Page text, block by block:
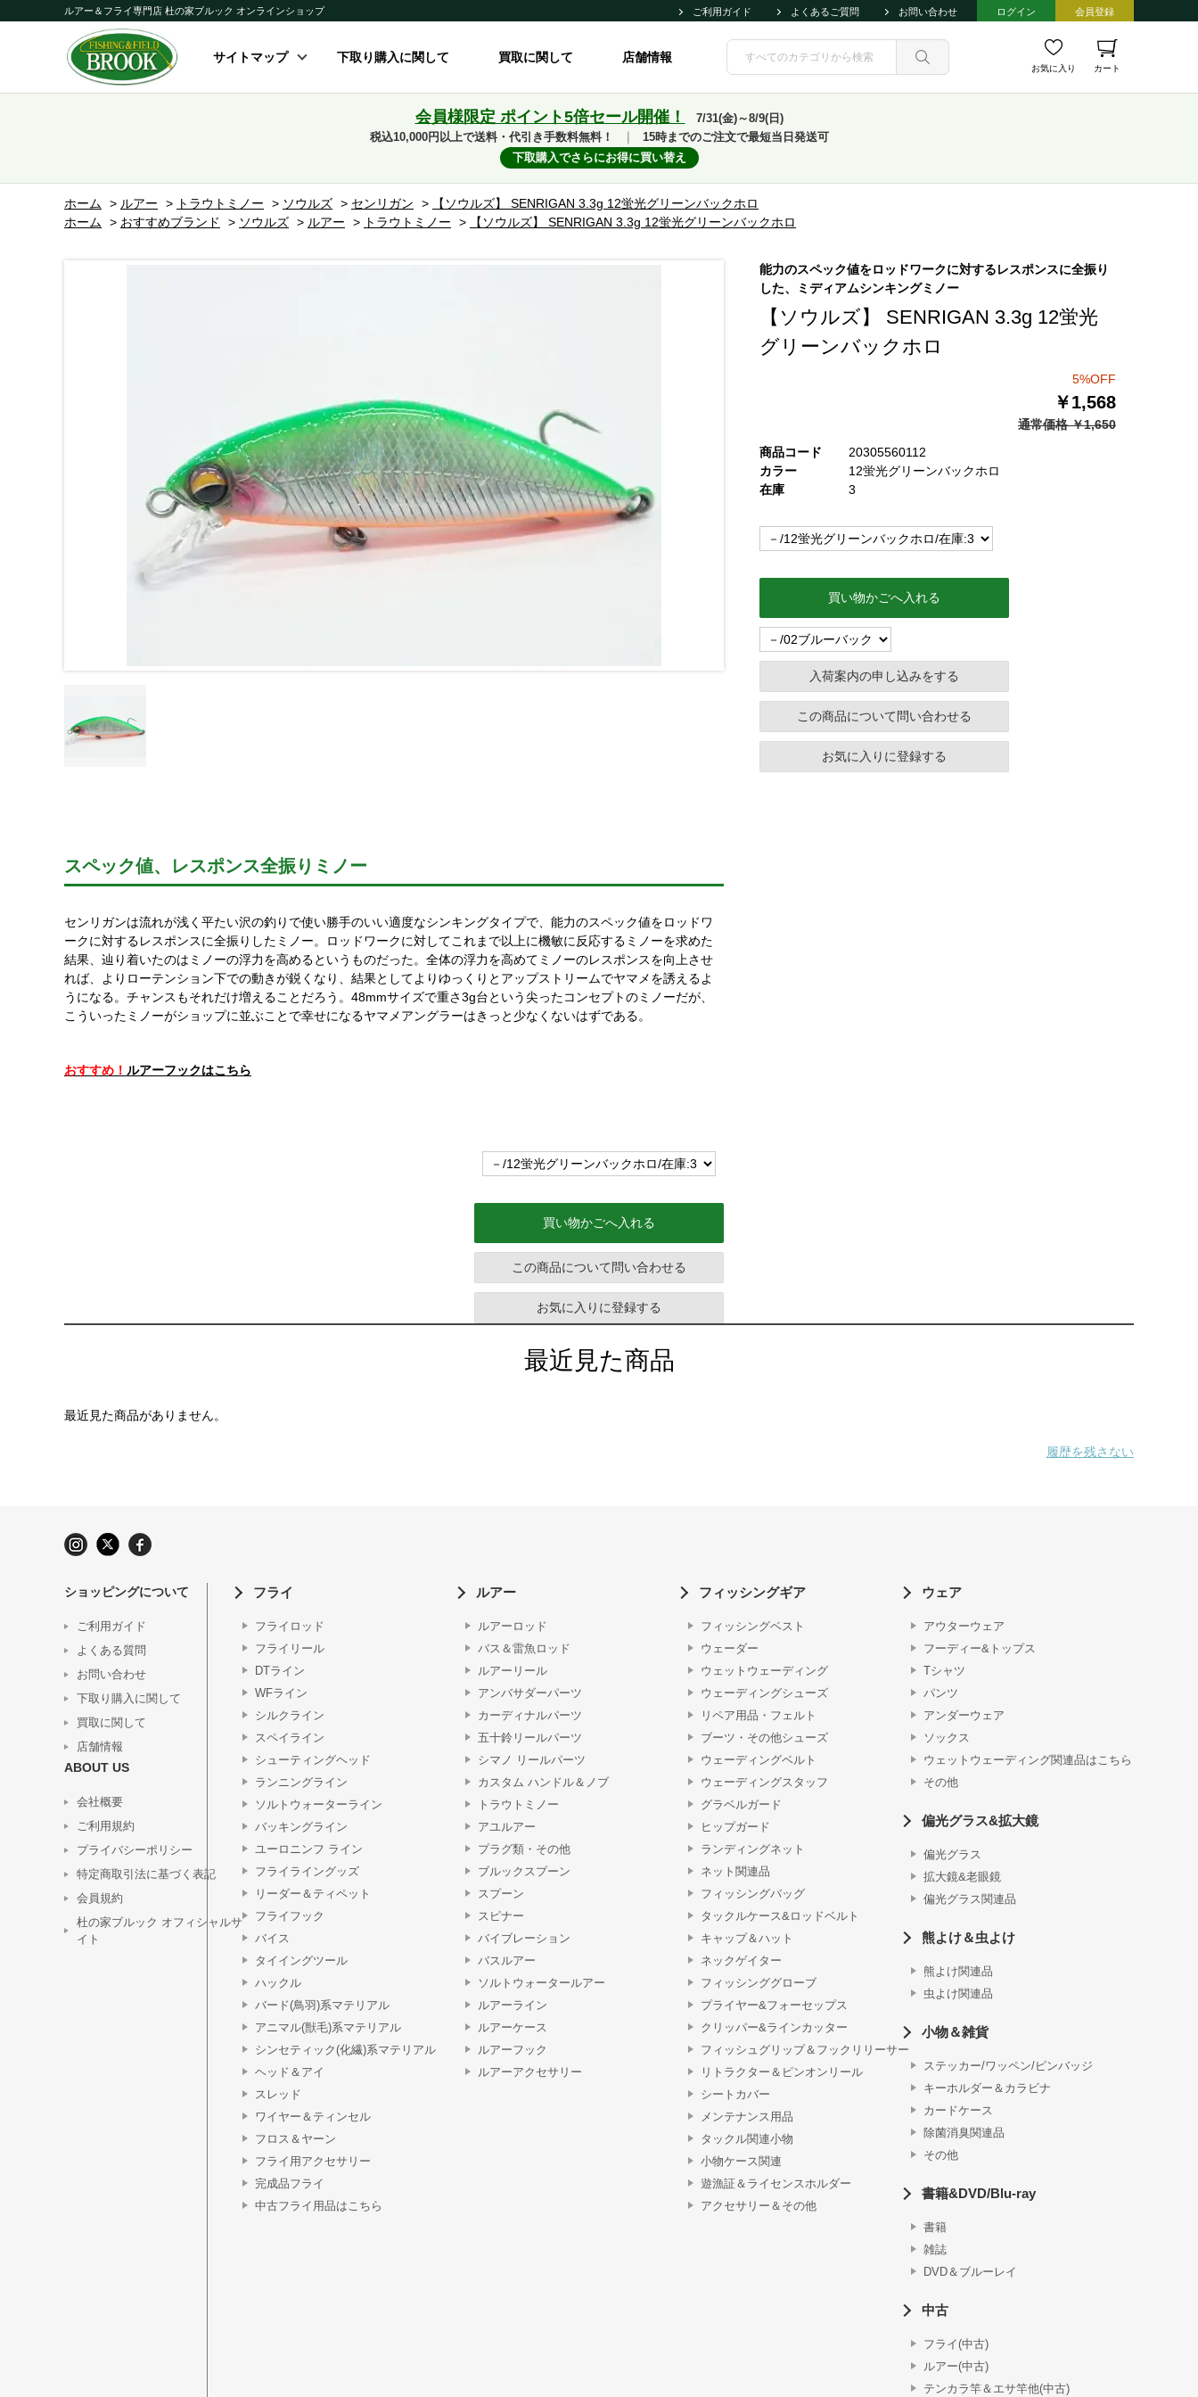
ルアー＆フライ専門店 杜の家ブルック オンラインショップ ご利用ガイド よくあるご質問 お問い合わせ ログイン 会員登録
サイトマップ 下取り購入に関して 買取に関して 店舗情報
お気に入り カート
会員様限定 ポイント5倍セール開催！
7/31(金)～8/9(日)
税込10,000円以上で送料・代引き手数料無料！
15時までのご注文で最短当日発送可
下取購入でさらにお得に買い替え
ホーム > ルアー > トラウトミノー > ソウルズ > センリガン >
【ソウルズ】 SENRIGAN 3.3g 12蛍光グリーンバックホロ
ホーム
> おすすめブランド > ソウルズ > ルアー > トラウトミノー > 【ソウルズ】 SENRIGAN 3.3g 12蛍光グリーンバックホロ
スペック値、レスポンス全振りミノー
センリガンは流れが浅く平たい沢の釣りで使い勝手のいい適度なシンキングタイプで、能力のスペック値をロッドワ
ークに対するレスポンスに全振りしたミノー。ロッドワークに対してこれまで以上に機敏に反応するミノーを求めた
結果、辿り着いたのはミノーの浮力を高めるというものだった。全体の浮力を高めてミノーのレスポンスを向上させ
れば、よりローテンション下での動きが鋭くなり、結果としてよりゆっくりとアップストリームでヤマメを誘えるよ
うになる。チャンスもそれだけ増えることだろう。48mmサイズで重さ3g台という尖ったコンセプトのミノーだが、
こういったミノーがショップに並ぶことで幸せになるヤマメアングラーはきっと少なくないはずである。
おすすめ！ ルアーフックはこちら
能力のスペック値をロッドワークに対するレスポンスに全振り
した、ミディアムシンキングミノー
【ソウルズ】 SENRIGAN 3.3g 12蛍光
グリーンバックホロ
5%OFF
￥1,568
通常価格 ￥1,650
商品コード
20305560112
カラー
12蛍光グリーンバックホロ
在庫
3
買い物かごへ入れる
この商品について問い合わせる
お気に入りに登録する
買い物かごへ入れる
この商品について問い合わせる
お気に入りに登録する
最近見た商品
最近見た商品がありません。
履歴を残さない
ショッピングについて
ご利用ガイド
よくある質問
お問い合わせ
下取り購入に関して
買取に関して
店舗情報
ABOUT US
会社概要
ご利用規約
プライバシーポリシー
特定商取引法に基づく表記
会員規約
杜の家ブルック オフィシャルサ
イト
フライ
フライロッド
フライリール
DTライン
WFライン
シルクライン
スペイライン
シューティングヘッド
ランニングライン
ソルトウォーターライン
バッキングライン
ユーロニンフ ライン
フライライングッズ
リーダー＆ティペット
フライフック
バイス
タイイングツール
ハックル
バード(鳥羽)系マテリアル
アニマル(獣毛)系マテリアル
シンセティック(化繊)系マテリアル
ヘッド＆アイ
スレッド
ワイヤー＆ティンセル
フロス＆ヤーン
フライ用アクセサリー
完成品フライ
中古フライ用品はこちら
ルアー
ルアーロッド
バス＆雷魚ロッド
ルアーリール
アンバサダーパーツ
カーディナルパーツ
五十鈴リールパーツ
シマノ リールパーツ
カスタム ハンドル＆ノブ
トラウトミノー
アユルアー
プラグ類・その他
ブルックスプーン
スプーン
スピナー
バイブレーション
バスルアー
ソルトウォータールアー
ルアーライン
ルアーケース
ルアーフック
ルアーアクセサリー
フィッシングギア
フィッシングベスト
ウェーダー
ウェットウェーディング
ウェーディングシューズ
リペア用品・フェルト
ブーツ・その他シューズ
ウェーディングベルト
ウェーディングスタッフ
グラベルガード
ヒップガード
ランディングネット
ネット関連品
フィッシングバッグ
タックルケース&ロッドベルト
キャップ＆ハット
ネックゲイター
フィッシンググローブ
プライヤー&フォーセップス
クリッパー&ラインカッター
フィッシュグリップ＆フックリリーサー
リトラクター＆ピンオンリール
シートカバー
メンテナンス用品
タックル関連小物
小物ケース関連
遊漁証＆ライセンスホルダー
アクセサリー＆その他
ウェア
アウターウェア
フーディー&トップス
Tシャツ
パンツ
アンダーウェア
ソックス
ウェットウェーディング関連品はこちら
その他
偏光グラス&拡大鏡
偏光グラス
拡大鏡&老眼鏡
偏光グラス関連品
熊よけ＆虫よけ
熊よけ関連品
虫よけ関連品
小物＆雑貨
ステッカー/ワッペン/ピンバッジ
キーホルダー＆カラビナ
カードケース
除菌消臭関連品
その他
書籍&DVD/Blu-ray
書籍
雑誌
DVD＆ブルーレイ
中古
フライ(中古)
ルアー(中古)
テンカラ竿＆エサ竿他(中古)